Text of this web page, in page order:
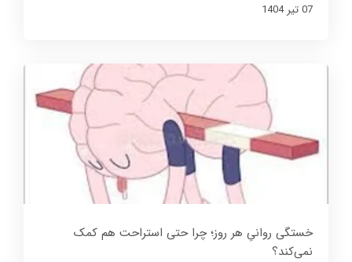
07 تير 1404
خستگی روانیِ هر روز؛ چرا حتی استراحت هم کمک
نمی‌کند؟